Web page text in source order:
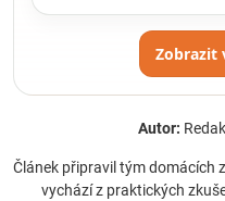
Zobrazit
Autor:
Článek připravil tým domácích
vychází z praktických